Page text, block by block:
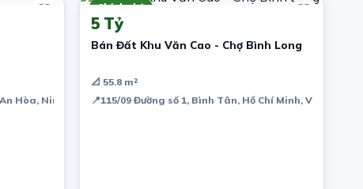
Hòa, Ninh Kiều, Cần Thơ, Việt Nam
Chính chủ
5 Tỷ
Bán Đất Khu Văn Cao - Chợ Bình Long
📐 55.8 m²
📍115/09 Đường số 1, Bình Tân, Hồ Chí Minh, Việt Nam